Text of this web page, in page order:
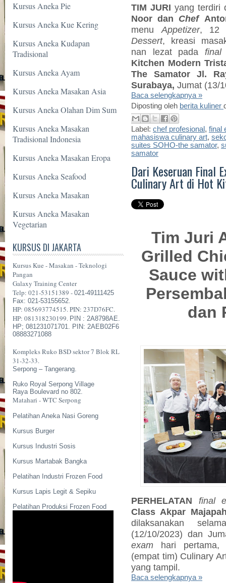
Kursus Aneka Pie
Kursus Aneka Kue Kering
Kursus Aneka Kudapan
Tradisional
Kursus Aneka Ayam
Kursus Aneka Masakan Asia
Kursus Aneka Olahan Dim Sum
Kursus Aneka Masakan
Tradisional Indonesia
Kursus Aneka Masakan Eropa
Kursus Aneka Seafood
Kursus Aneka Masakan
Kursus Aneka Masakan
Vegetarian
KURSUS DI JAKARTA
Kursus Kue - Masakan - Teknologi
Pangan
Galaxy Training Center
Telp: 021-53151389 - 021-49111425
Fax: 021-53155652.
HP: 085693774515. PIN: 237D76FC.
HP: 081318230199. PIN : 2A8798AE.
HP; 081231071701. PIN: 2AEB02F6
08883271088
Kompleks Ruko BSD sektor 7 Blok RL
31-32-33.
Serpong – Tangerang.
Ruko Royal Serpong Village
Raya Boulevard no 802.
Matahari - WTC Serpong
Pelatihan Aneka Nasi Goreng
Kursus Burger
Kursus Industri Sosis
Kursus Martabak Bangka
Pelatihan Industri Frozen Food
Kursus Lapis Legit & Sepiku
Pelatihan Produksi Frozen Food
TIM JURI yang terdiri
Noor dan Chef
menu Appetizer, 12
Dessert, kreasi
nan lezat pada final
Kitchen Modern
The Samator Jl.
Surabaya, Jumat (13/
Baca selengkapnya »
Diposting oleh berita kuliner
Label: chef profesional, final
mahasiswa culinary art,
suites SOHO-the samator,
samator
Dari Keseruan Final
Culinary Art di Hot
Tim Juri
Grilled
Sauce
dan
PERHELATAN
final
Class Akpar
dilaksanakan
(12/10/2023) dan
exam hari pertama,
(empat tim) Culinary
yang tampil.
Baca selengkapnya »